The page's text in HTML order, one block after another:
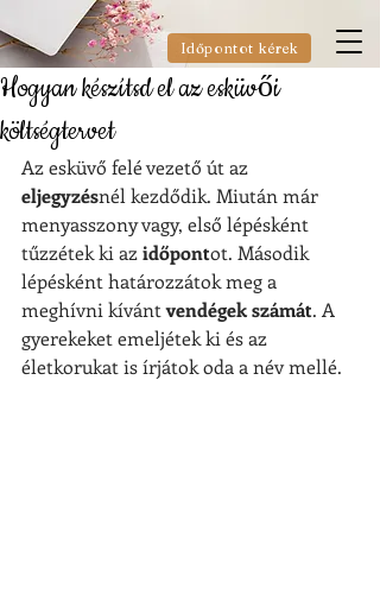
Időpontot kérek
Hogyan készítsd el az esküvői
költségtervet
Az esküvő felé vezető út az
eljegyzésnél kezdődik. Miután már
menyasszony vagy, első lépésként
tűzzétek ki az időpontot. Második
lépésként határozzátok meg a
meghívni kívánt vendégek számát. A
gyerekeket emeljétek ki és az
életkorukat is írjátok oda a név mellé.